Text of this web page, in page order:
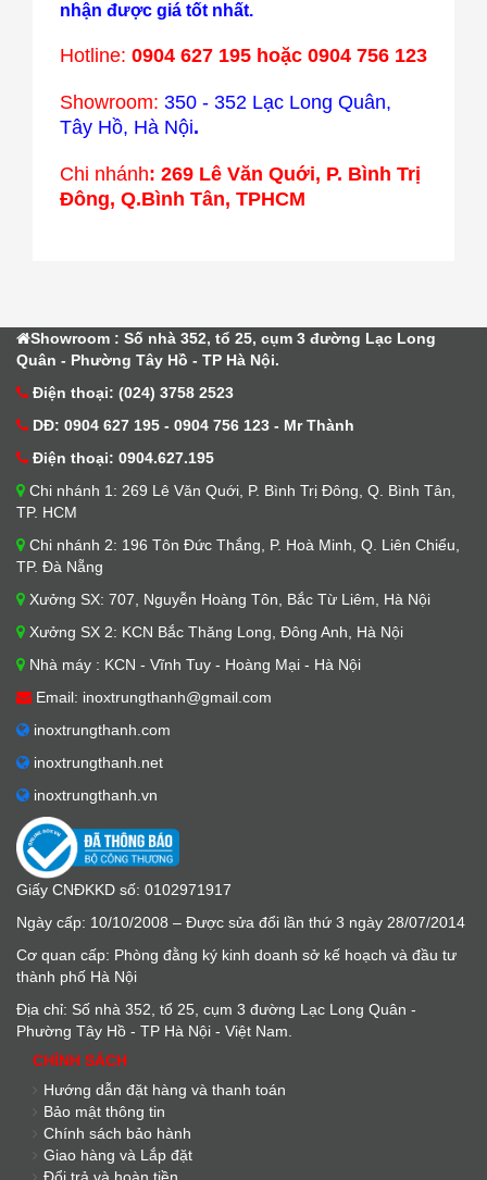
nhận được giá tốt nhất.
Hotline: 0904 627 195 hoặc 0904 756 123
Showroom: 350 - 352 Lạc Long Quân,
Tây Hồ, Hà Nội.
Chi nhánh: 269 Lê Văn Quới, P. Bình Trị
Đông, Q.Bình Tân, TPHCM
Showroom : Số nhà 352, tổ 25, cụm 3 đường Lạc Long
Quân - Phường Tây Hồ - TP Hà Nội.
Điện thoại: (024) 3758 2523
DĐ: 0904 627 195 - 0904 756 123 - Mr Thành
Điện thoại: 0904.627.195
Chi nhánh 1: 269 Lê Văn Quới, P. Bình Trị Đông, Q. Bình Tân,
TP. HCM
Chi nhánh 2: 196 Tôn Đức Thắng, P. Hoà Minh, Q. Liên Chiểu,
TP. Đà Nẵng
Xưởng SX: 707, Nguyễn Hoàng Tôn, Bắc Từ Liêm, Hà Nội
Xưởng SX 2: KCN Bắc Thăng Long, Đông Anh, Hà Nội
Nhà máy : KCN - Vĩnh Tuy - Hoàng Mại - Hà Nội
Email: inoxtrungthanh@gmail.com
inoxtrungthanh.com
inoxtrungthanh.net
inoxtrungthanh.vn
Giấy CNĐKKD số: 0102971917
Ngày cấp: 10/10/2008 – Được sửa đổi lần thứ 3 ngày 28/07/2014
Cơ quan cấp: Phòng đằng ký kinh doanh sở kế hoạch và đầu tư
thành phố Hà Nội
Địa chỉ: Số nhà 352, tổ 25, cụm 3 đường Lạc Long Quân -
Phường Tây Hồ - TP Hà Nội - Việt Nam.
CHÍNH SÁCH
Hướng dẫn đặt hàng và thanh toán
Bảo mật thông tin
Chính sách bảo hành
Giao hàng và Lắp đặt